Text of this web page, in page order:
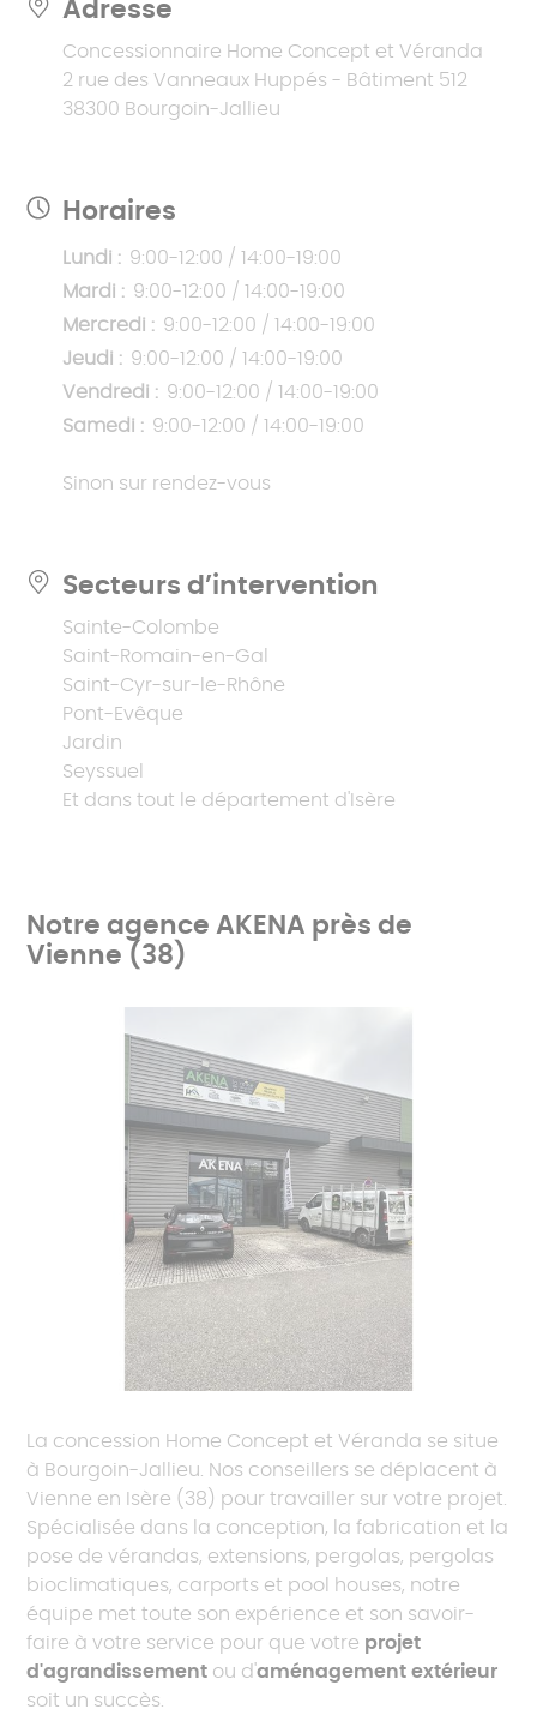
Adresse
Concessionnaire Home Concept et Véranda
2 rue des Vanneaux Huppés - Bâtiment 512
38300 Bourgoin-Jallieu
Horaires
Lundi : 9:00-12:00 / 14:00-19:00
Mardi : 9:00-12:00 / 14:00-19:00
Mercredi : 9:00-12:00 / 14:00-19:00
Jeudi : 9:00-12:00 / 14:00-19:00
Vendredi : 9:00-12:00 / 14:00-19:00
Samedi : 9:00-12:00 / 14:00-19:00
Sinon sur rendez-vous
Secteurs d’intervention
Sainte-Colombe
Saint-Romain-en-Gal
Saint-Cyr-sur-le-Rhône
Pont-Evêque
Jardin
Seyssuel
Et dans tout le département d'Isère
Notre agence AKENA près de
Vienne (38)
La concession Home Concept et Véranda se situe
à Bourgoin-Jallieu. Nos conseillers se déplacent à
Vienne en Isère (38) pour travailler sur votre projet.
Spécialisée dans la conception, la fabrication et la
pose de vérandas, extensions, pergolas, pergolas
bioclimatiques, carports et pool houses, notre
équipe met toute son expérience et son savoir-
faire à votre service pour que votre projet
d'agrandissement ou d'aménagement extérieur
soit un succès.